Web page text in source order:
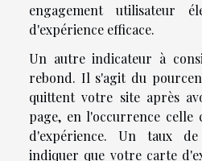
engagement utilisateur
d'expérience efficace.
Un autre indicateur à
rebond. Il s'agit du
quittent votre site après
page, en l'occurrence celle
d'expérience. Un taux
indiquer que votre carte